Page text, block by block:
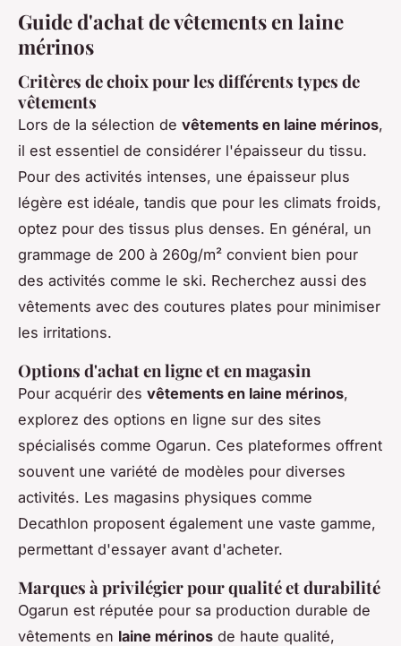
Guide d'achat de vêtements en laine
mérinos
Critères de choix pour les différents types de
vêtements
Lors de la sélection de vêtements en laine mérinos,
il est essentiel de considérer l'épaisseur du tissu.
Pour des activités intenses, une épaisseur plus
légère est idéale, tandis que pour les climats froids,
optez pour des tissus plus denses. En général, un
grammage de 200 à 260g/m² convient bien pour
des activités comme le ski. Recherchez aussi des
vêtements avec des coutures plates pour minimiser
les irritations.
Options d'achat en ligne et en magasin
Pour acquérir des vêtements en laine mérinos,
explorez des options en ligne sur des sites
spécialisés comme Ogarun. Ces plateformes offrent
souvent une variété de modèles pour diverses
activités. Les magasins physiques comme
Decathlon proposent également une vaste gamme,
permettant d'essayer avant d'acheter.
Marques à privilégier pour qualité et durabilité
Ogarun est réputée pour sa production durable de
vêtements en laine mérinos de haute qualité,